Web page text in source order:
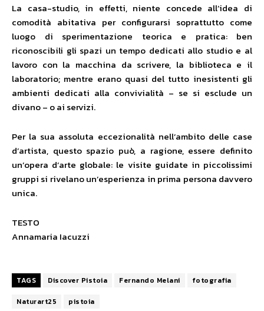
La casa-studio, in effetti, niente concede all’idea di
comodità abitativa per configurarsi soprattutto come
luogo di sperimentazione teorica e pratica: ben
riconoscibili gli spazi un tempo dedicati allo studio e al
lavoro con la macchina da scrivere, la biblioteca e il
laboratorio; mentre erano quasi del tutto inesistenti gli
ambienti dedicati alla convivialità – se si esclude un
divano – o ai servizi.
Per la sua assoluta eccezionalità nell’ambito delle case
d’artista, questo spazio può, a ragione, essere definito
un’opera d’arte globale: le visite guidate in piccolissimi
gruppi si rivelano un’esperienza in prima persona davvero
unica.
TESTO
Annamaria Iacuzzi
TAGS Discover Pistoia Fernando Melani
fotografia
Naturart25
pistoia